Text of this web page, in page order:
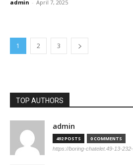
admin - April 7, 2025
1 2 3
TOP AUTHORS
admin
492 POSTS 0 COMMENTS
https://boring-chatelet.49-13-